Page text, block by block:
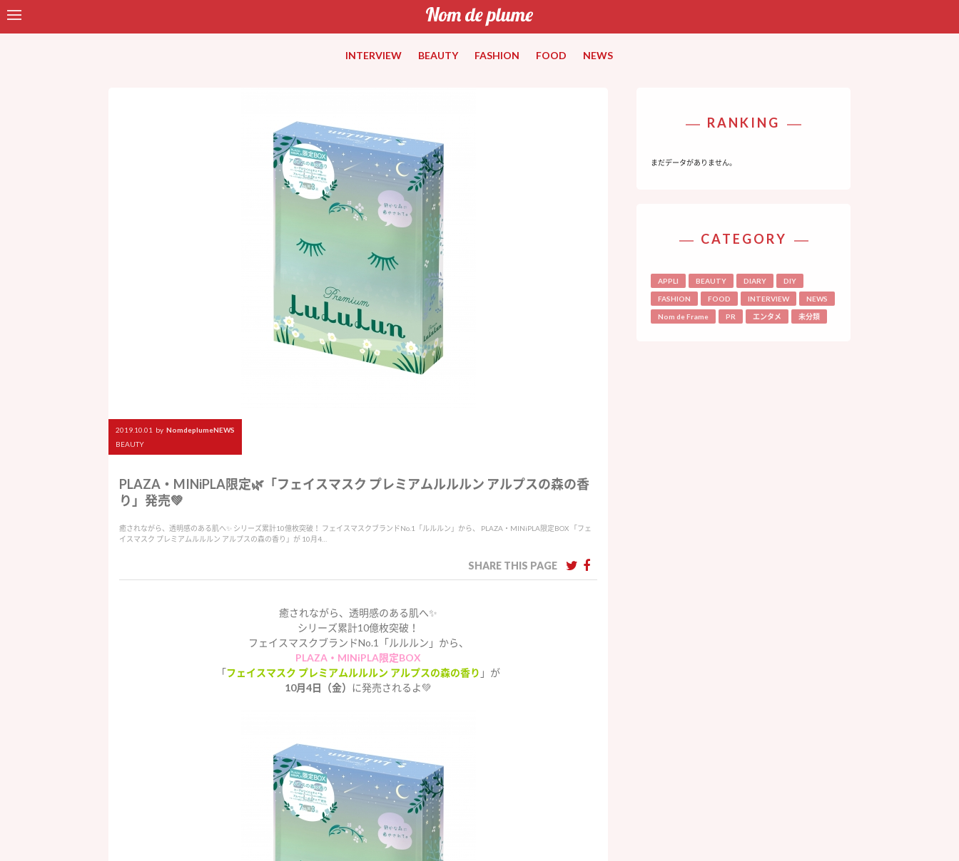
INTERVIEW BEAUTY FASHION FOOD NEWS
2019.10.01 by NomdeplumeNEWS
BEAUTY
PLAZA・MINiPLA限定🌿「フェイスマスク プレミアムルルルン アルプスの森の香
り」発売💚
癒されながら、透明感のある肌へ✨ シリーズ累計10億枚突破！ フェイスマスクブランドNo.1「ルルルン」から、 PLAZA・MINiPLA限定BOX 「フェ
イスマスク プレミアムルルルン アルプスの森の香り」が 10月4…
SHARE THIS PAGE
癒されながら、透明感のある肌へ✨
シリーズ累計10億枚突破！
フェイスマスクブランドNo.1「ルルルン」から、
PLAZA・MINiPLA限定BOX
「フェイスマスク プレミアムルルルン アルプスの森の香り 」が
10月4日（金） に発売されるよ💚
RANKING
まだデータがありません。
CATEGORY
APPLI BEAUTY DIARY DIY
FASHION FOOD INTERVIEW NEWS
Nom de Frame PR エンタメ 未分類